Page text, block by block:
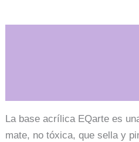
La base acrílica EQarte es
mate, no tóxica, que sella y